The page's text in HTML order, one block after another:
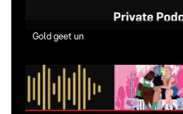
Gold geet un